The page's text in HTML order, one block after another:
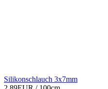
Silikonschlauch 3x7mm